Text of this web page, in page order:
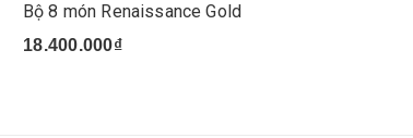
Bộ 8 món Renaissance Gold
18.400.000₫